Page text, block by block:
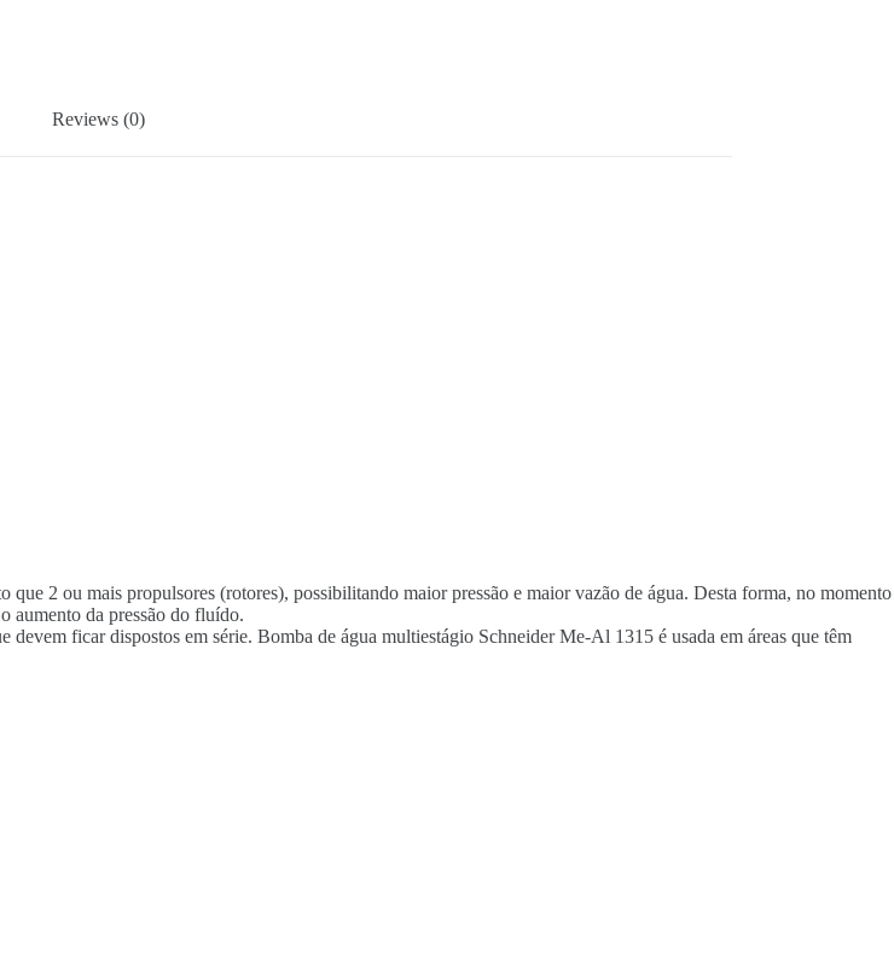
Reviews (0)
2 ou mais propulsores (rotores), possibilitando maior pressão e maior vazão de água. Desta forma, no momento
aumento da pressão do fluído.
devem ficar dispostos em série. Bomba de água multiestágio Schneider Me-Al 1315 é usada em áreas que têm